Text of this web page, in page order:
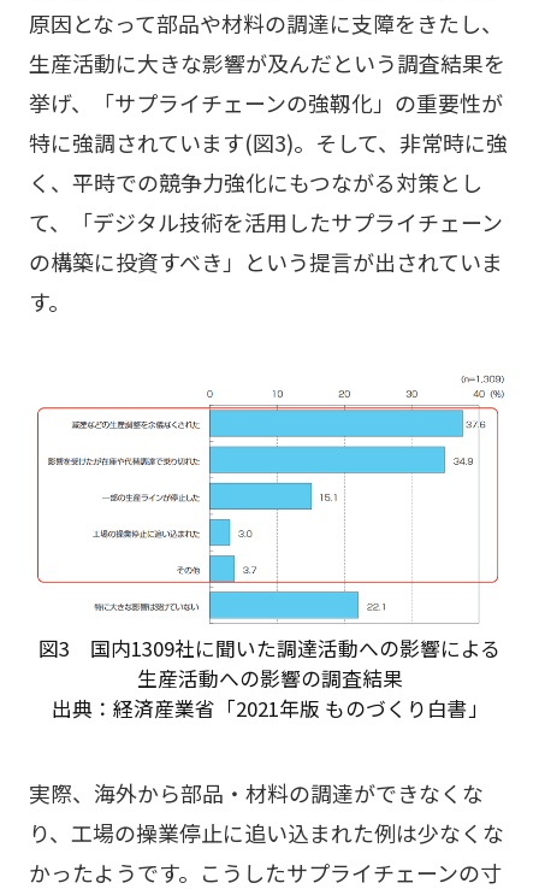
原因となって部品や材料の調達に支障をきたし、
生産活動に大きな影響が及んだという調査結果を
挙げ、「サプライチェーンの強靱化」の重要性が
特に強調されています(図3)。そして、非常時に強
く、平時での競争力強化にもつながる対策とし
て、「デジタル技術を活用したサプライチェーン
の構築に投資すべき」という提言が出されていま
す。
図3 国内1309社に聞いた調達活動への影響による
生産活動への影響の調査結果
出典：経済産業省「2021年版 ものづくり白書」
実際、海外から部品・材料の調達ができなくな
り、工場の操業停止に追い込まれた例は少なくな
かったようです。こうしたサプライチェーンの寸